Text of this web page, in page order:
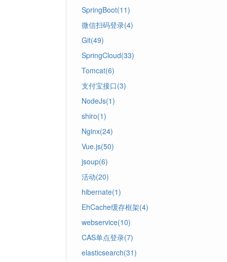
SpringBoot(11)
微信扫码登录(4)
Git(49)
SpringCloud(33)
Tomcat(6)
支付宝接口(3)
NodeJs(1)
shiro(1)
Nginx(24)
Vue.js(50)
jsoup(6)
活动(20)
hibernate(1)
EhCache缓存框架(4)
webservice(10)
CAS单点登录(7)
elasticsearch(31)